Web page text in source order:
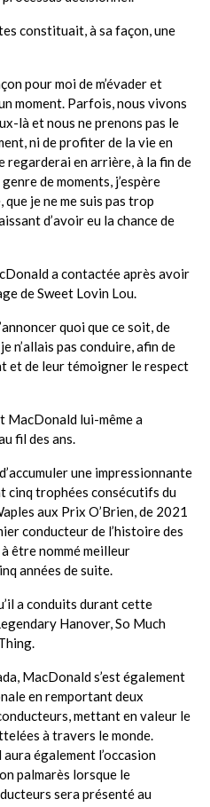
constituait, à sa façon, une
pour moi de m’évader et
moment. Parfois, nous vivons
là et nous ne prenons pas le
ni de profiter de la vie en
regarderai en arrière, à la fin de
de moments, j’espère
je ne me suis pas trop
d’avoir eu la chance de
a contactée après avoir
de Sweet Lovin Lou.
quoi que ce soit, de
n’allais pas conduire, afin de
et de leur témoigner le respect
MacDonald lui-même a
fil des ans.
une impressionnante
cinq trophées consécutifs du
aux Prix O’Brien, de 2021
conducteur de l’histoire des
être nommé meilleur
années de suite.
a conduits durant cette
Hanover, So Much
MacDonald s’est également
en remportant deux
mettant en valeur le
à travers le monde.
également l’occasion
palmarès lorsque le
sera présenté au